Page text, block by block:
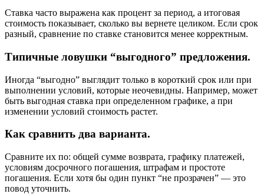
Ставка часто выражена как процент за период, а итоговая
стоимость показывает, сколько вы вернете целиком. Если срок
разный, сравнение по ставке становится менее корректным.
Типичные ловушки “выгодного” предложения.
Иногда “выгодно” выглядит только в короткий срок или при
выполнении условий, которые неочевидны. Например, может
быть выгодная ставка при определенном графике, а при
изменении условий стоимость растет.
Как сравнить два варианта.
Сравните их по: общей сумме возврата, графику платежей,
условиям досрочного погашения, штрафам и простоте
погашения. Если хотя бы один пункт “не прозрачен” — это
повод уточнить.